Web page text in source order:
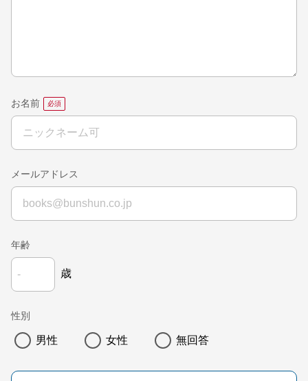
お名前
メールアドレス
年齢
歳
性別
男性 女性 無回答